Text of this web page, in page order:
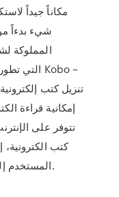
مكاناً جيداً
شيء بدءاً
تنزيل كتب
إمكانية قراءة
تتوفر على
كتب
المستخدم إلى البحث كثيراً حتى يصل إلى مُبتغاه.